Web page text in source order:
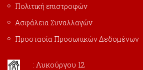
Πολιτική επιστροφών
Ασφάλεια Συναλλαγών
Προστασία Προσωπικών Δεδομένων
: Λυκούργου 12